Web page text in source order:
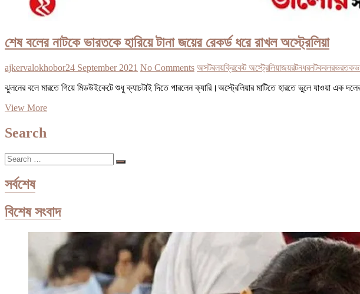
শেষ বলের নাটকে ভারতকে হারিয়ে টানা জয়ের রেকর্ড ধরে রাখল অস্ট্রেলিয়া
ajkervalokhobor24 September 2021 No Comments অসটরলয়ক্রিকেট অস্ট্রেলিয়াজয়রটনধরনটকবলরভরতক
ঝুলনের বলে মারতে গিয়ে মিডউইকেটে শুধু ক্যাচটাই দিতে পারলেন ক্যারি।অস্ট্রেলিয়ার মাটিতে হারতে ভুলে যাওয়া
View Moreশেষ
অস্ট্রেলিয়া
Search
Search
…
সর্বশেষ
বিশেষ সংবাদ